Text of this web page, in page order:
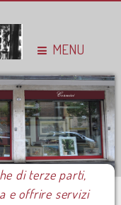
MENU
di terze parti,
e offrire servizi
Adriano De Luca